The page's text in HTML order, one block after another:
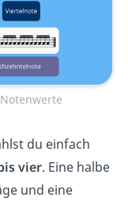
du einfach
vier. Eine halbe
und eine